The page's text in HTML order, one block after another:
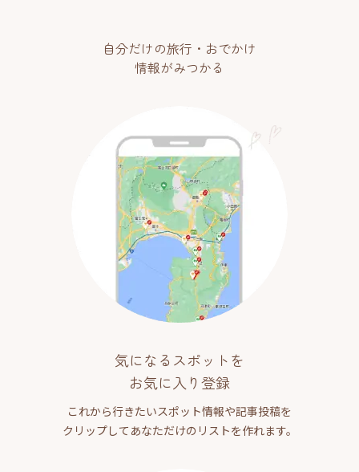
自分だけの旅行・おでかけ
情報がみつかる
気になるスポットを
お気に入り登録
これから行きたいスポット情報や記事投稿を
クリップしてあなただけのリストを作れます。